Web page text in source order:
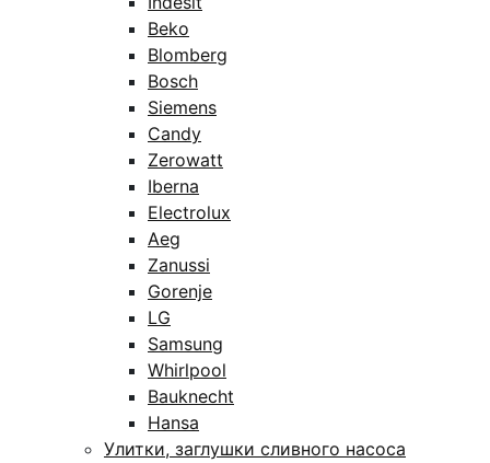
Beko
Blomberg
Bosch
Siemens
Candy
Zerowatt
Iberna
Electrolux
Aeg
Zanussi
Gorenje
LG
Samsung
Whirlpool
Bauknecht
Hansa
Улитки, заглушки сливного насоса